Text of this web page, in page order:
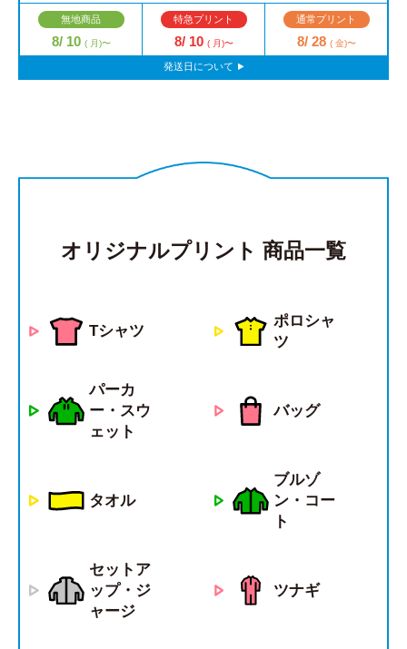
無地商品
8/ 10 ( 月)〜
特急プリント
8/ 10 ( 月)〜
通常プリント
8/ 28 ( 金)〜
発送日について
オリジナルプリント 商品一覧
Tシャツ
ポロシャ
ツ
パーカ
ー・スウ
ェット
バッグ
タオル
ブルゾ
ン・コー
ト
セットア
ップ・ジ
ャージ
ツナギ